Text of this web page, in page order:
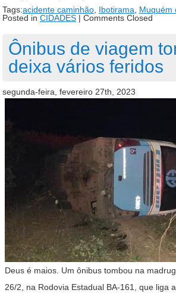
Tags:acidente caminhão Ibotirama
Muquém
Posted in CIDADES | Comments Closed
Ônibus de viagem
deixa vários feridos
segunda-feira, fevereiro 27th, 2023
Deus é maios. Um ônibus tombou na
26/2, na Rodovia Estadual BA-161, que liga